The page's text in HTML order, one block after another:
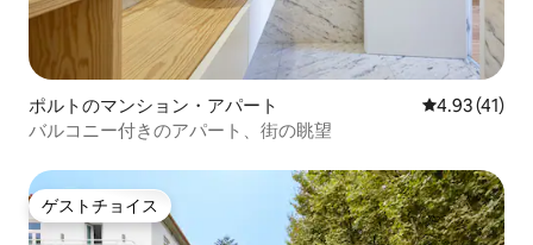
ポルトのマンション・アパート レビュー41
4.93 (41)
バルコニー付きのアパート、街の眺望
ゲストチョイス
ゲストチョイス